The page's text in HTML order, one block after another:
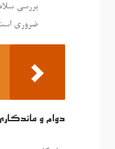
بررسی
ضروری
دوام و